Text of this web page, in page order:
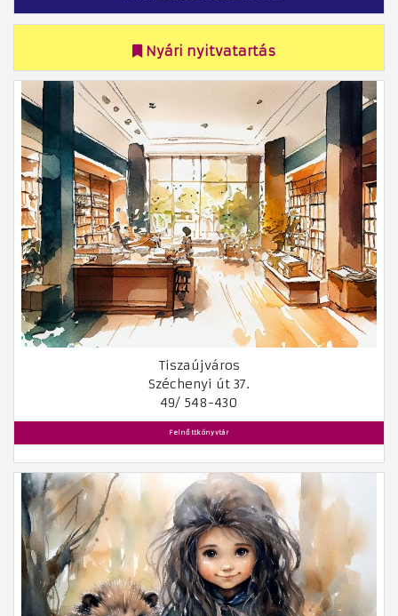
Nyári nyitvatartás
Tiszaújváros
Széchenyi út 37.
49/ 548-430
Felnőttkönyvtár